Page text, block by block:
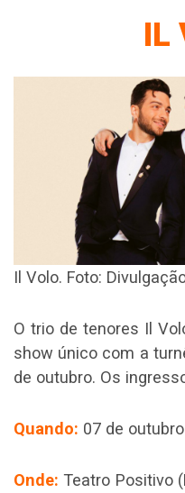
IL
Il Volo. Foto:
O trio de tenores Il
show único com a
de outubro. Os
Quando: 07 de
Onde: Teatro Positivo